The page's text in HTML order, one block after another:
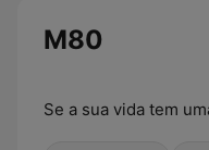
M80
Se a sua vida tem